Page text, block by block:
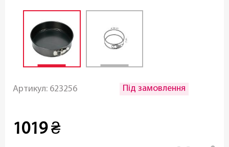
Артикул: 623256 Під замовлення
1019 ₴